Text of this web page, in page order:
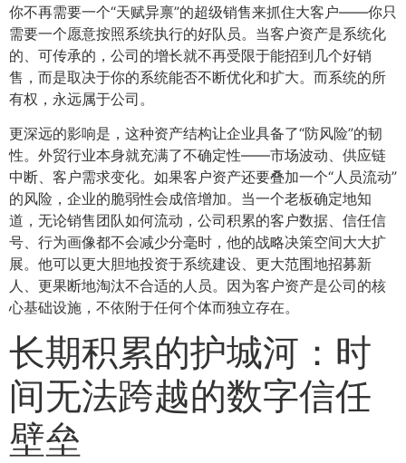
你不再需要一个“天赋异禀”的超级销售来抓住大客户——你只
需要一个愿意按照系统执行的好队员。当客户资产是系统化
的、可传承的，公司的增长就不再受限于能招到几个好销
售，而是取决于你的系统能否不断优化和扩大。而系统的所
有权，永远属于公司。
更深远的影响是，这种资产结构让企业具备了“防风险”的韧
性。外贸行业本身就充满了不确定性——市场波动、供应链
中断、客户需求变化。如果客户资产还要叠加一个“人员流动”
的风险，企业的脆弱性会成倍增加。当一个老板确定地知
道，无论销售团队如何流动，公司积累的客户数据、信任信
号、行为画像都不会减少分毫时，他的战略决策空间大大扩
展。他可以更大胆地投资于系统建设、更大范围地招募新
人、更果断地淘汰不合适的人员。因为客户资产是公司的核
心基础设施，不依附于任何个体而独立存在。
长期积累的护城河：时
间无法跨越的数字信任
壁垒